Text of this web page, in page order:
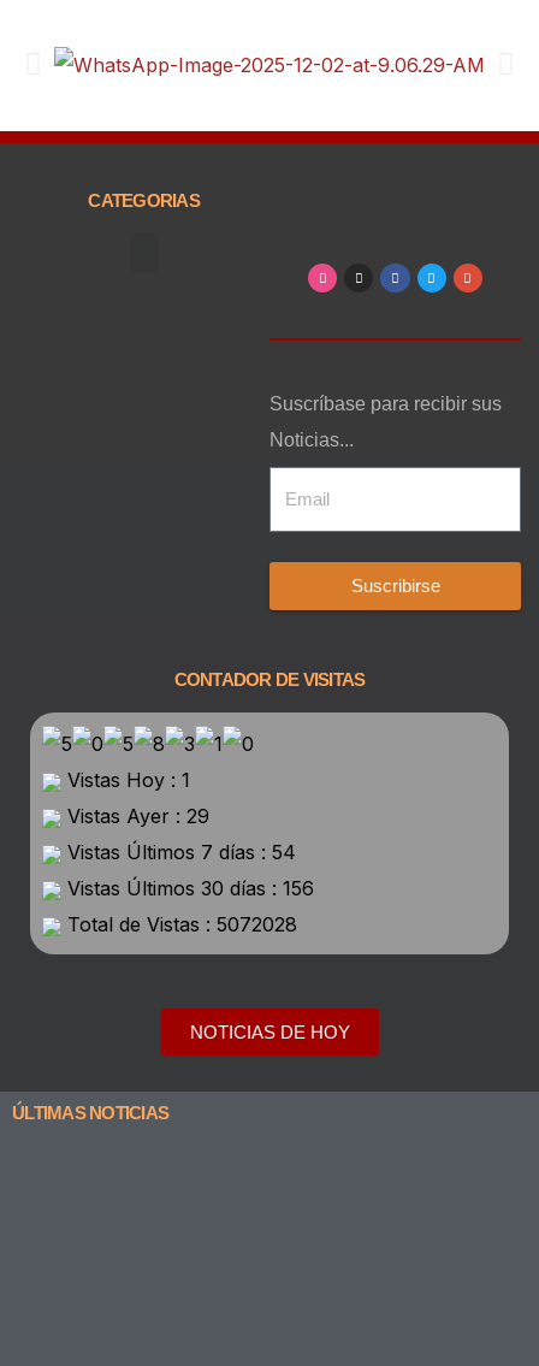
CATEGORIAS
Suscríbase para recibir sus
Noticias...
Suscribirse
CONTADOR DE VISITAS
Vistas Hoy : 1
Vistas Ayer : 29
Vistas Últimos 7 días : 54
Vistas Últimos 30 días : 156
Total de Vistas : 5072028
NOTICIAS DE HOY
ÚLTIMAS NOTICIAS